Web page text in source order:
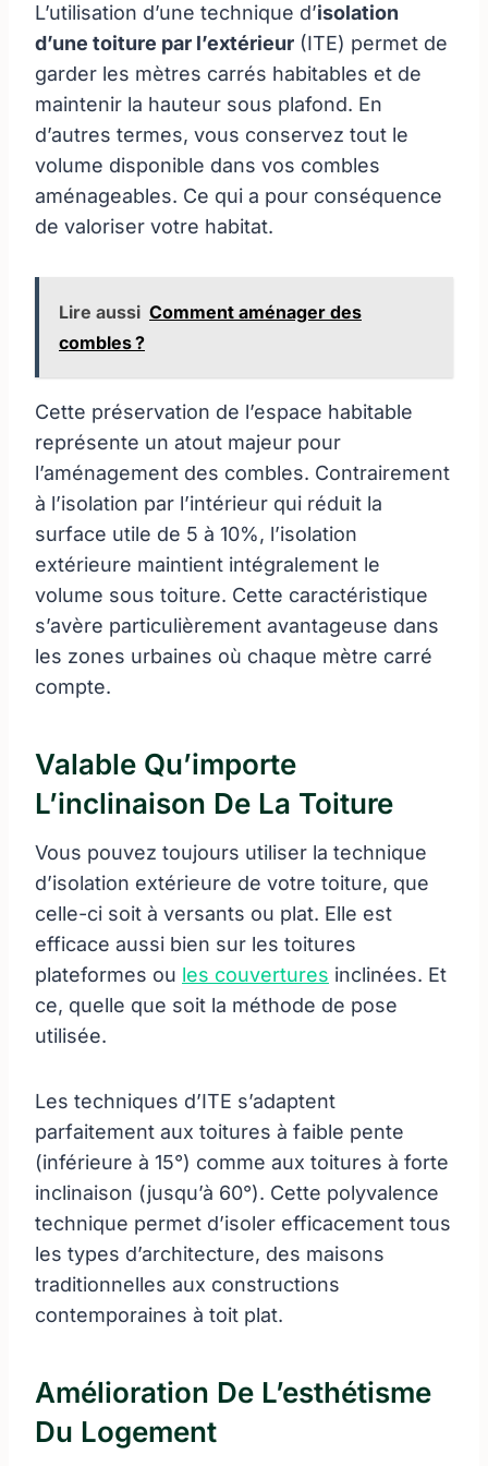
L’utilisation d’une technique d’isolation
d’une toiture par l’extérieur (ITE) permet de
garder les mètres carrés habitables et de
maintenir la hauteur sous plafond. En
d’autres termes, vous conservez tout le
volume disponible dans vos combles
aménageables. Ce qui a pour conséquence
de valoriser votre habitat.
Lire aussi Comment aménager des
combles ?
Cette préservation de l’espace habitable
représente un atout majeur pour
l’aménagement des combles. Contrairement
à l’isolation par l’intérieur qui réduit la
surface utile de 5 à 10%, l’isolation
extérieure maintient intégralement le
volume sous toiture. Cette caractéristique
s’avère particulièrement avantageuse dans
les zones urbaines où chaque mètre carré
compte.
Valable Qu’importe
L’inclinaison De La Toiture
Vous pouvez toujours utiliser la technique
d’isolation extérieure de votre toiture, que
celle-ci soit à versants ou plat. Elle est
efficace aussi bien sur les toitures
plateformes ou les couvertures inclinées. Et
ce, quelle que soit la méthode de pose
utilisée.
Les techniques d’ITE s’adaptent
parfaitement aux toitures à faible pente
(inférieure à 15°) comme aux toitures à forte
inclinaison (jusqu’à 60°). Cette polyvalence
technique permet d’isoler efficacement tous
les types d’architecture, des maisons
traditionnelles aux constructions
contemporaines à toit plat.
Amélioration De L’esthétisme
Du Logement